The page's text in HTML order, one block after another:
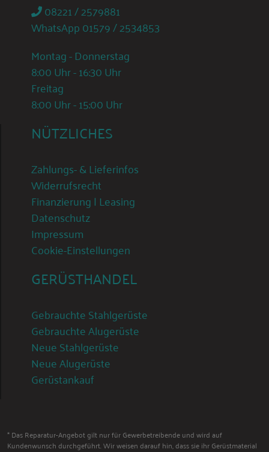
08221 / 2579881
WhatsApp 01579 / 2534853
Montag - Donnerstag
8:00 Uhr - 16:30 Uhr
Freitag
8:00 Uhr - 15:00 Uhr
NÜTZLICHES
Zahlungs- & Lieferinfos
Widerrufsrecht
Finanzierung | Leasing
Datenschutz
Impressum
Cookie-Einstellungen
GERÜSTHANDEL
Gebrauchte Stahlgerüste
Gebrauchte Alugerüste
Neue Stahlgerüste
Neue Alugerüste
Gerüstankauf
* Das Reparatur-Angebot gilt nur für Gewerbetreibende und wird auf
Kundenwunsch durchgeführt. Wir weisen darauf hin, dass sie ihr Gerüstmaterial